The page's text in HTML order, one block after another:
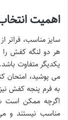
اهمیت
سایز مناسب،
هر دو لنگه کفش را
یکدیگر متفاوت
می پوشید، امتحان
به فرم پنجه کفش
اگرچه ممکن است
مناسب نیستند و